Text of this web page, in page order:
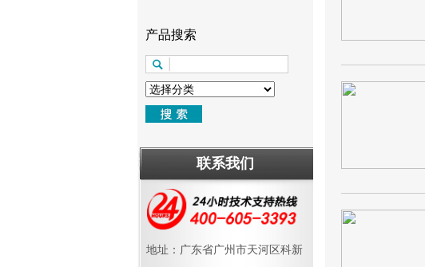
产品搜索
联系我们
地址：广东省广州市天河区科新